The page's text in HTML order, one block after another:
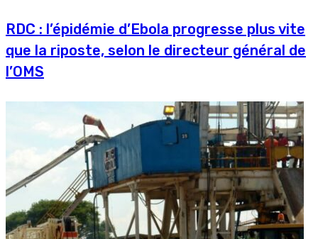
RDC : l’épidémie d’Ebola progresse plus vite
que la riposte, selon le directeur général de
l’OMS